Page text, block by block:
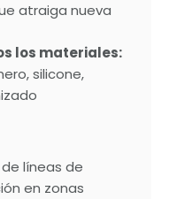
atraiga nueva
los materiales:
silicone,
líneas de
en zonas